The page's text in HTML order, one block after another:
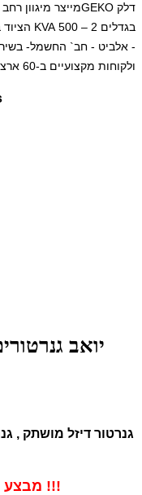
דלק GEKOמייצר מיגוון
בגדלים 2 – 500 KVA
- אלביט - חב` החשמל-
ולקוחות מקצועיים ב-60 ארצות
יואב
גנרטור דיזל מושתק ,
מבצע חורף מטורף הקודם זוכה !!!